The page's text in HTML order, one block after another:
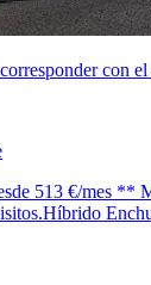
con
513 €/mes **
Híbrido